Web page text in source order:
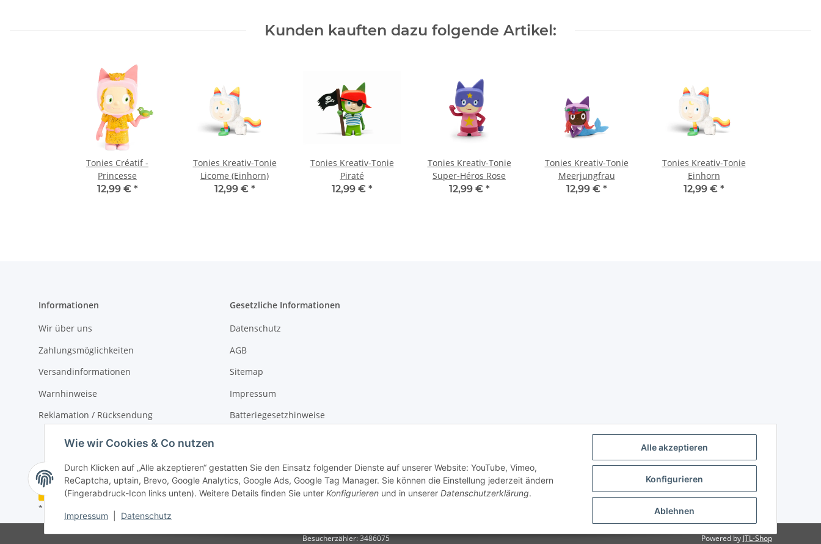
Alle akzeptieren
Konfigurieren
Ablehnen
Wie wir Cookies & Co nutzen
Durch Klicken auf „Alle akzeptieren“ gestatten Sie den Einsatz folgender Dienste auf unserer Website: YouTube, Vimeo,
ReCaptcha, uptain, Brevo, Google Analytics, Google Ads, Google Tag Manager. Sie können die Einstellung jederzeit ändern
(Fingerabdruck-Icon links unten). Weitere Details finden Sie unter Konfigurieren und in unserer Datenschutzerklärung.
Impressum Datenschutz
Kunden kauften dazu folgende Artikel:
Tonies Créatif -
Princesse
12,99 € *
Tonies Kreativ-Tonie
Licome (Einhorn)
12,99 € *
Tonies Kreativ-Tonie
Piraté
12,99 € *
Tonies Kreativ-Tonie
Super-Héros Rose
12,99 € *
Tonies Kreativ-Tonie
Meerjungfrau
12,99 € *
Tonies Kreativ-Tonie
Einhorn
12,99 € *
Informationen
Wir über uns
Zahlungsmöglichkeiten
Versandinformationen
Warnhinweise
Reklamation / Rücksendung
Gesetzliche Informationen
Datenschutz
AGB
Sitemap
Impressum
Batteriegesetzhinweise
Vertrag widerrufen
* Alle Preise inkl. gesetzlicher USt., zzgl.
Besucherzähler: 3486075 Powered by JTL-Shop